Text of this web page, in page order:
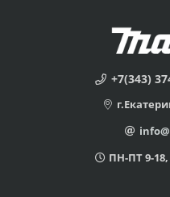
+7(343)
ПН-ПТ 9-